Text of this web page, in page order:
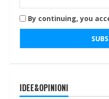
By continuing, you
IDEE&OPINIONI